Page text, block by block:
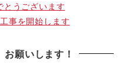
うございます
事を開始します
願いします！